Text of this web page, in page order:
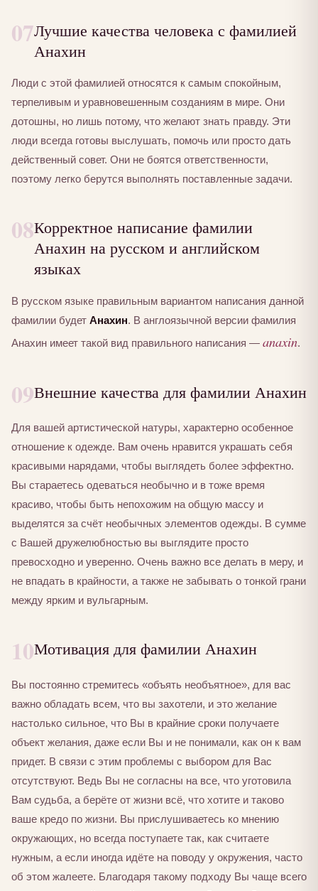
07Лучшие качества человека с фамилией
Анахин
Люди с этой фамилией относятся к самым спокойным,
терпеливым и уравновешенным созданиям в мире. Они
дотошны, но лишь потому, что желают знать правду. Эти
люди всегда готовы выслушать, помочь или просто дать
действенный совет. Они не боятся ответственности,
поэтому легко берутся выполнять поставленные задачи.
08Корректное написание фамилии
Анахин на русском и английском
языках
В русском языке правильным вариантом написания данной
фамилии будет Анахин. В англоязычной версии фамилия
Анахин имеет такой вид правильного написания — anaxin.
09Внешние качества для фамилии Анахин
Для вашей артистической натуры, характерно особенное
отношение к одежде. Вам очень нравится украшать себя
красивыми нарядами, чтобы выглядеть более эффектно.
Вы стараетесь одеваться необычно и в тоже время
красиво, чтобы быть непохожим на общую массу и
выделятся за счёт необычных элементов одежды. В сумме
с Вашей дружелюбностью вы выглядите просто
превосходно и уверенно. Очень важно все делать в меру, и
не впадать в крайности, а также не забывать о тонкой грани
между ярким и вульгарным.
10Мотивация для фамилии Анахин
Вы постоянно стремитесь «объять необъятное», для вас
важно обладать всем, что вы захотели, и это желание
настолько сильное, что Вы в крайние сроки получаете
объект желания, даже если Вы и не понимали, как он к вам
придет. В связи с этим проблемы с выбором для Вас
отсутствуют. Ведь Вы не согласны на все, что уготовила
Вам судьба, а берёте от жизни всё, что хотите и таково
ваше кредо по жизни. Вы прислушиваетесь ко мнению
окружающих, но всегда поступаете так, как считаете
нужным, а если иногда идёте на поводу у окружения, часто
об этом жалеете. Благодаря такому подходу Вы чаще всего